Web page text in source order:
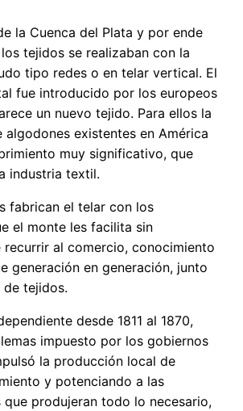
la Cuenca del Plata y por ende
tejidos se realizaban con la
tipo redes o en telar vertical. El
fue introducido por los europeos
un nuevo tejido. Para ellos la
algodones existentes en América
muy significativo, que
industria textil.
fabrican el telar con los
el monte les facilita sin
recurrir al comercio, conocimiento
generación en generación, junto
tejidos.
desde 1811 al 1870,
impuesto por los gobiernos
la producción local de
y potenciando a las
que produjeran todo lo necesario,